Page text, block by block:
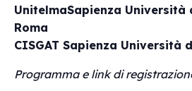
UnitelmaSapienza Università
Roma
CISGAT Sapienza Università
Programma e link di